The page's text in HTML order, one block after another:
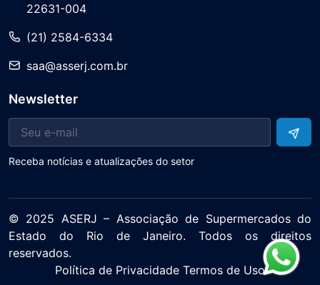
Quero Receber
22631-004
(21) 2584-6334
saa@asserj.com.br
Newsletter
Receba notícias e atualizações do setor
© 2025 ASERJ – Associação de Supermercados do
Estado do Rio de Janeiro. Todos os direitos
reservados.
Política de Privacidade Termos de Uso